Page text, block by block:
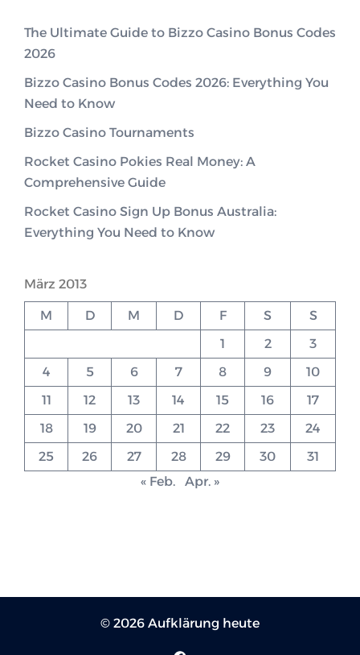
The Ultimate Guide to Bizzo Casino Bonus Codes
2026
Bizzo Casino Bonus Codes 2026: Everything You
Need to Know
Bizzo Casino Tournaments
Rocket Casino Pokies Real Money: A
Comprehensive Guide
Rocket Casino Sign Up Bonus Australia:
Everything You Need to Know
März 2013
M D M D F S
S
1
2
3
4
5 6 7 8 9
10
11
12 13 14 15 16
17
18
19 20 21 22 23
24
25
26 27 28 29 30
31
« Feb.
Apr. »
© 2026 Aufklärung heute